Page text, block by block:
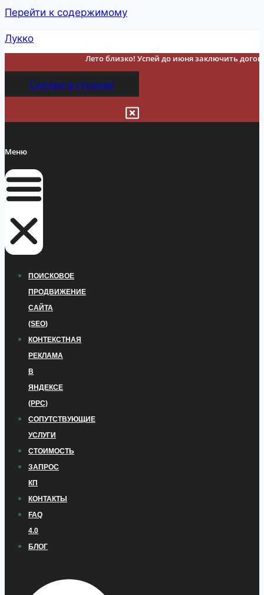
Перейти к содержимому
Лукко
Лето близко! Успей до июня заключить
Скидки в студию!
Меню
ПОИСКОВОЕ
ПРОДВИЖЕНИЕ
САЙТА
(SEO)
КОНТЕКСТНАЯ
РЕКЛАМА
В
ЯНДЕКСЕ
(PPC)
СОПУТСТВУЮЩИЕ
УСЛУГИ
СТОИМОСТЬ
ЗАПРОС
КП
КОНТАКТЫ
FAQ
4.0
БЛОГ